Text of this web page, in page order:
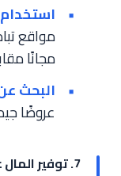
مواقع
مجانًا
البحث
عروضًا
7. توفير المال على الطعام